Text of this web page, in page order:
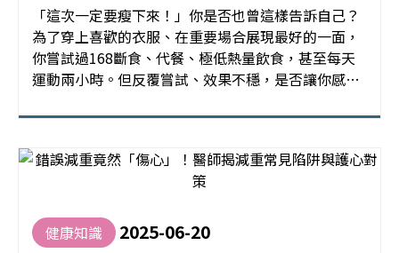
「這次一定要瘦下來！」你是否也曾這樣告訴自己？
為了穿上喜歡的衣服、在重要場合展現最好的一面，
你嘗試過168斷食、代餐、極低熱量飲食，甚至每天
運動兩小時。但反覆嘗試、效果不穩，是否讓你感到
康的投資，瘦得快不一定好，瘦得久才是關鍵。」
健康知識 2025-06-20